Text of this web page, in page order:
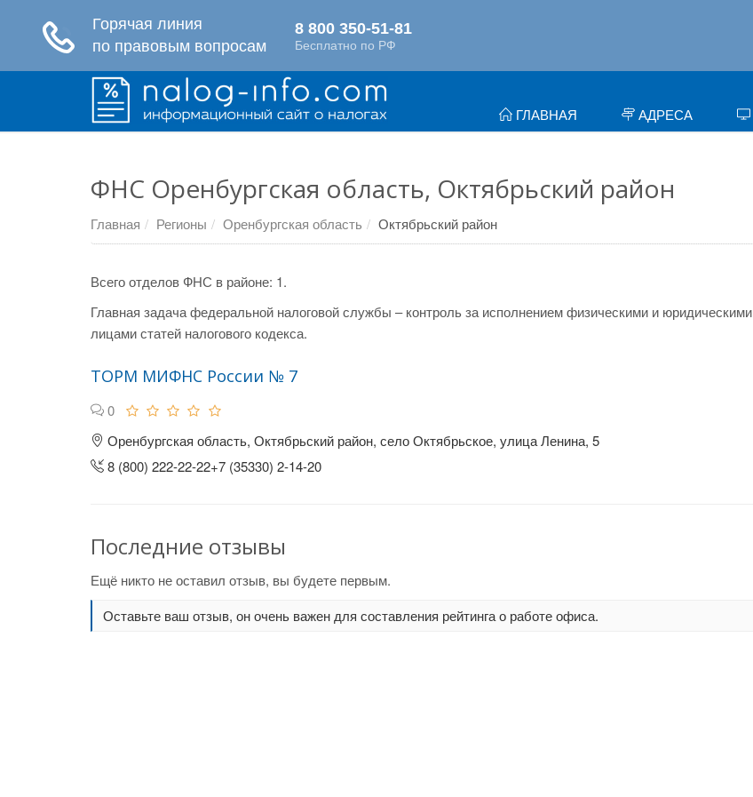
ГЛАВНАЯ АДРЕСА
ФНС Оренбургская область, Октябрьский район
Главная Регионы Оренбургская область Октябрьский район
Всего отделов ФНС в районе: 1.
Главная задача федеральной налоговой службы – контроль за исполнением физическими и юридическими
лицами статей налогового кодекса.
ТОРМ МИФНС России № 7
0
Оренбургская область, Октябрьский район, село Октябрьское, улица Ленина, 5
8 (800) 222-22-22+7 (35330) 2-14-20
Последние отзывы
Ещё никто не оставил отзыв, вы будете первым.
Оставьте ваш отзыв, он очень важен для составления рейтинга о работе офиса.